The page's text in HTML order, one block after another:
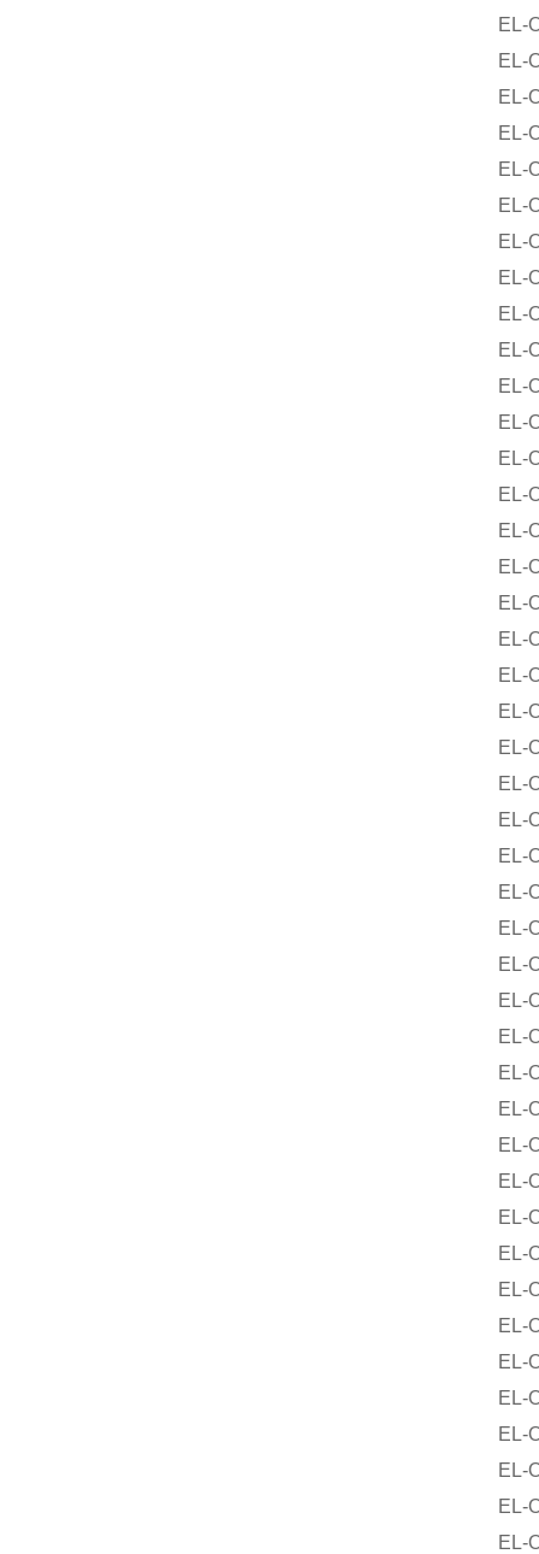
EL-O-
EL-O-
EL-O-
EL-O-
EL-O-
EL-O-
EL-O-
EL-O-
EL-O-
EL-O-
EL-O-
EL-O-
EL-O-
EL-O-
EL-O-
EL-O-
EL-O-
EL-O-
EL-O-
EL-O-
EL-O-
EL-O-
EL-O-
EL-O-
EL-O-
EL-O-
EL-O-
EL-O-
EL-O-
EL-O-
EL-O-
EL-O-
EL-O-
EL-O-
EL-O-
EL-O-
EL-O-
EL-O-
EL-O-
EL-O-
EL-O-
EL-O-
EL-O-